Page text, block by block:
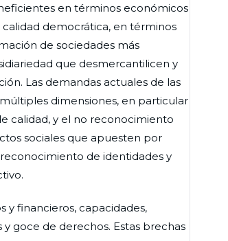
en términos económicos
democrática, en términos
de sociedades más
que desmercantilicen y
Las demandas actuales de las
dimensiones, en particular
calidad, y el no reconocimiento
sociales que apuesten por
de identidades y
y financieros, capacidades,
goce de derechos. Estas brechas